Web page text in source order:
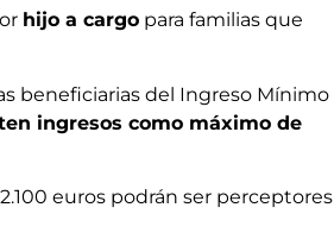
hijo a cargo para familias que
beneficiarias del Ingreso Mínimo
ingresos como máximo de
euros podrán ser perceptores